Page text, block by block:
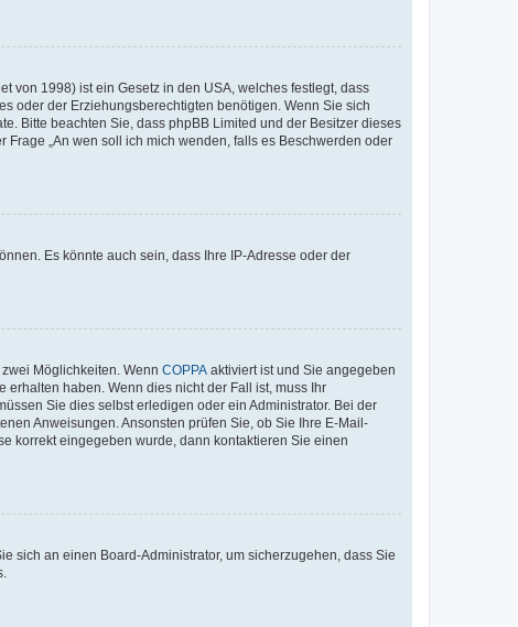
von 1998) ist ein Gesetz in den USA, welches festlegt, dass
oder der Erziehungsberechtigten benötigen. Wenn Sie sich
Bitte beachten Sie, dass phpBB Limited und der Besitzer dieses
„An wen soll ich mich wenden, falls es Beschwerden oder
Es könnte auch sein, dass Ihre IP-Adresse oder der
Möglichkeiten. Wenn COPPA aktiviert ist und Sie angegeben
haben. Wenn dies nicht der Fall ist, muss Ihr
Sie dies selbst erledigen oder ein Administrator. Bei der
Anweisungen. Ansonsten prüfen Sie, ob Sie Ihre E-Mail-
korrekt eingegeben wurde, dann kontaktieren Sie einen
sich an einen Board-Administrator, um sicherzugehen, dass Sie